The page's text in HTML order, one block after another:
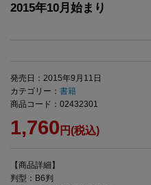
2015年10月始まり
発売日：2015年9月11日
カテゴリー： 書籍
商品コード：02432301
1,760 円(税込)
【商品詳細】
判型：B6判